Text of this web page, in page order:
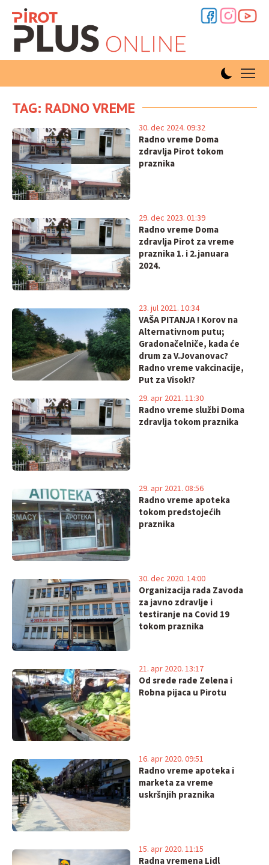
TAG: RADNO VREME
Radno vreme Doma
zdravlja Pirot tokom
praznika
30. dec 2024. 09:32
Radno vreme Doma
zdravlja Pirot za vreme
praznika 1. i 2.januara
2024.
29. dec 2023. 01:39
VAŠA PITANJA ! Korov na
Alternativnom putu;
Gradonačelniče, kada će
drum za V.Jovanovac?
Radno vreme vakcinacije,
Put za Visok!?
23. jul 2021. 10:34
Radno vreme službi Doma
zdravlja tokom praznika
29. apr 2021. 11:30
Radno vreme apoteka
tokom predstojećih
praznika
29. apr 2021. 08:56
Organizacija rada Zavoda
za javno zdravlje i
testiranje na Covid 19
tokom praznika
30. dec 2020. 14:00
Od srede rade Zelena i
Robna pijaca u Pirotu
21. apr 2020. 13:17
Radno vreme apoteka i
marketa za vreme
uskršnjih praznika
16. apr 2020. 09:51
Radna vremena Lidl
15. apr 2020. 11:15